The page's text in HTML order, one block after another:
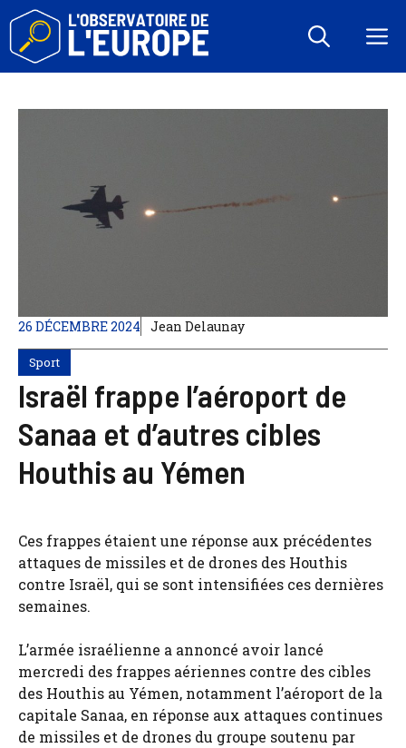
Aller
contenu
26 DÉCEMBRE 2024 Jean Delaunay
Sport
Israël frappe l’aéroport de
Sanaa et d’autres cibles
Houthis au Yémen
Ces frappes étaient une réponse aux précédentes
attaques de missiles et de drones des Houthis
contre Israël, qui se sont intensifiées ces dernières
semaines.
L’armée israélienne a annoncé avoir lancé
mercredi des frappes aériennes contre des cibles
des Houthis au Yémen, notamment l’aéroport de la
capitale Sanaa, en réponse aux attaques continues
de missiles et de drones du groupe soutenu par